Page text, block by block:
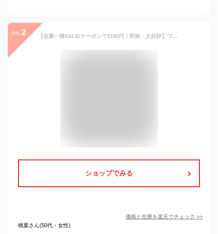
no. 2 【在庫一掃SALE/クーポンで3180円！即納・大好評】ワンピース レディース 秋冬 ロングワンピース 長袖 チュニック ロングワンピ ミモレ丈 タートルネック 無地 マキシワンピース 大きいサイズ 体型カバー ハイネック フレア Aライン 前後差あり おしゃれ 大人
ショップでみる
価格と在庫を楽天でチェック >>
桃葉さん(50代・女性)